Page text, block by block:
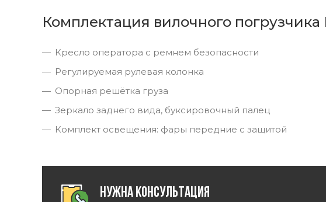
Комплектация вилочного погрузчика
Кресло оператора с ремнем безопасности
Регулируемая рулевая колонка
Опорная решётка груза
Зеркало заднего вида, буксировочный палец
Комплект освещения: фары передние с защитой
Нужна консультация